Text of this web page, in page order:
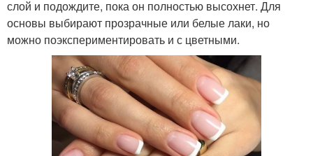
слой и подождите, пока он полностью высохнет. Для
основы выбирают прозрачные или белые лаки, но
можно поэкспериментировать и с цветными.